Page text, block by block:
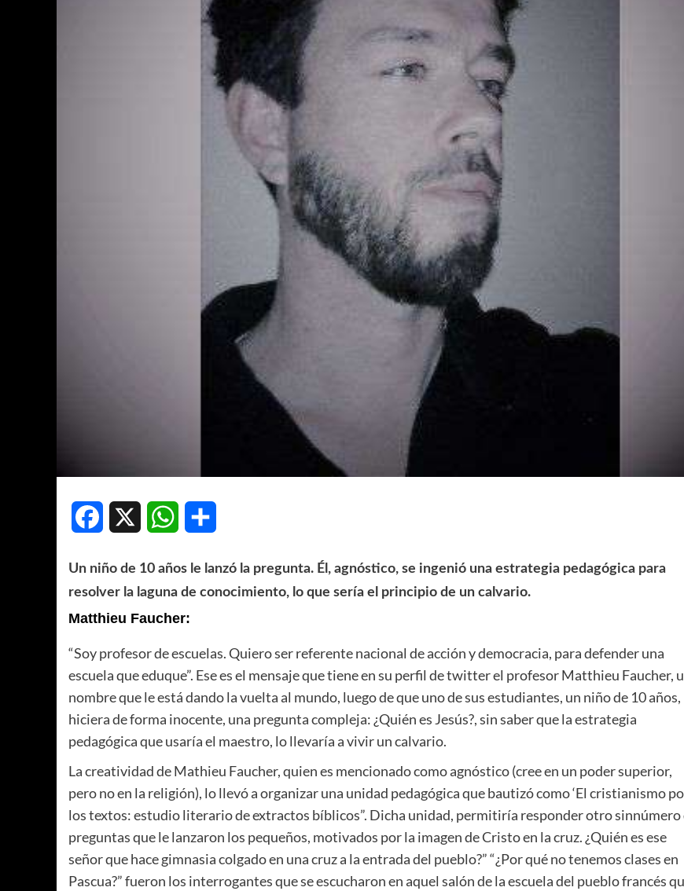
Facebook WhatsApp
Un niño de 10 años le lanzó la pregunta. Él, agnóstico, se ingenió una estrategia pedagógica para
resolver la laguna de conocimiento, lo que sería el principio de un calvario.
Matthieu Faucher:
“Soy profesor de escuelas. Quiero ser referente nacional de acción y democracia, para defender una
escuela que eduque”. Ese es el mensaje que tiene en su perfil de twitter el profesor Matthieu Faucher,
nombre que le está dando la vuelta al mundo, luego de que uno de sus estudiantes, un niño de 10 años,
hiciera de forma inocente, una pregunta compleja: ¿Quién es Jesús?, sin saber que la estrategia
pedagógica que usaría el maestro, lo llevaría a vivir un calvario.
La creatividad de Mathieu Faucher, quien es mencionado como agnóstico (cree en un poder superior,
pero no en la religión), lo llevó a organizar una unidad pedagógica que bautizó como ‘El cristianismo
los textos: estudio literario de extractos bíblicos”. Dicha unidad, permitiría responder otro sinnúmero
preguntas que le lanzaron los pequeños, motivados por la imagen de Cristo en la cruz. ¿Quién es ese
señor que hace gimnasia colgado en una cruz a la entrada del pueblo?” “¿Por qué no tenemos clases en
Pascua?” fueron los interrogantes que se escucharon en aquel salón de la escuela del pueblo francés